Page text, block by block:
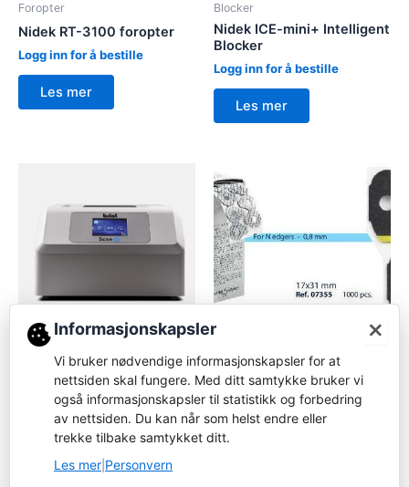
Foropter
Nidek RT-3100 foropter
Logg inn for å bestille
Les mer
Blocker
Nidek ICE-mini+ Intelligent
Blocker
Logg inn for å bestille
Les mer
Briot Scan 8 Remote-
tracer
Logg inn for å bestille
Les mer
07355-Glasstape for
Pliable cup
Logg inn for å bestille
×
Informasjonskapsler
Vi bruker nødvendige informasjonskapsler for at
nettsiden skal fungere. Med ditt samtykke bruker vi
også informasjonskapsler til statistikk og forbedring
av nettsiden. Du kan når som helst endre eller
trekke tilbake samtykket ditt.
Les mer Personvern